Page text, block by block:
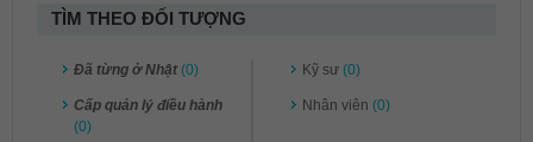
TÌM THEO ĐỐI TƯỢNG
Đã từng ở Nhật (0)
Cấp quản lý điều hành
(0)
Kỹ sư (0)
Nhân viên (0)